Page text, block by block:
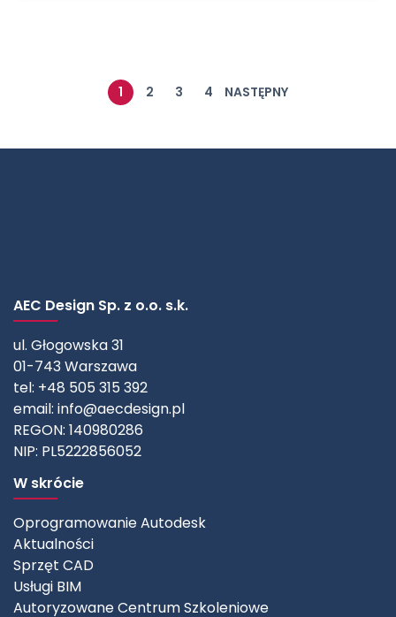
1 2 3 4 NASTĘPNY
AEC Design Sp. z o.o. s.k.
ul. Głogowska 31
01-743 Warszawa
tel: +48 505 315 392
email: info@aecdesign.pl
REGON: 140980286
NIP: PL5222856052
W skrócie
Oprogramowanie Autodesk
Aktualności
Sprzęt CAD
Usługi BIM
Autoryzowane Centrum Szkoleniowe